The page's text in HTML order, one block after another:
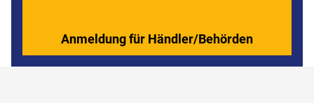
Anmeldung für Händler/Behörden